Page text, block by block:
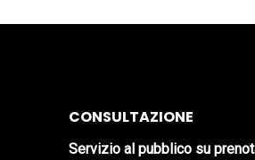
CONSULTAZIONE
Servizio al pubblico su